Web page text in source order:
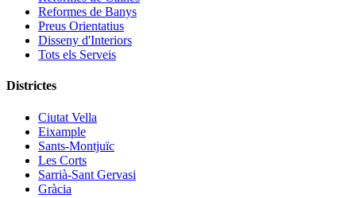
Reformes de Banys
Preus Orientatius
Disseny d'Interiors
Tots els Serveis
Districtes
Ciutat Vella
Eixample
Sants-Montjuïc
Les Corts
Sarrià-Sant Gervasi
Gràcia